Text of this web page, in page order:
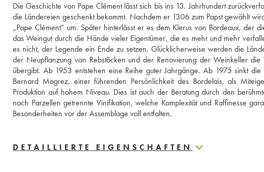
Die Geschichte von Pape Clément lässt sich bis ins 13. Jahrhundert
die Ländereien geschenkt bekommt. Nachdem er 1306 zum Papst gewählt
„Pape Clément“ um. Später hinterlässt er es dem Klerus von Bordeaux, der
das Weingut durch die Hände vieler Eigentümer, die es mehr und mehr
es nicht, der Legende ein Ende zu setzen. Glücklicherweise werden die
der Neupflanzung von Rebstöcken und der Renovierung der Weinkeller
übergibt. Ab 1953 entstehen eine Reihe guter Jahrgänge. Ab 1975 sinkt
Bernard Magrez, einer führenden Persönlichkeit des Bordelais, als
Produktion auf hohem Niveau. Dies ist auch der Beratung durch den
nach Parzellen getrennte Vinifikation, welche Komplexität und Raffinesse
Besonderheiten vor der Assemblage voll entfalten.
DETAILLIERTE EIGENSCHAFTEN